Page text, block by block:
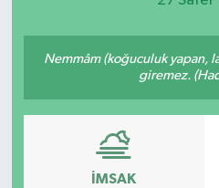
Nemmâm (koğuculuk yapan,
giremez.
İMSAK